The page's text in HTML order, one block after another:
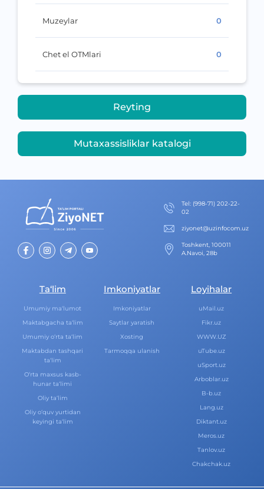
Muzeylar 0
Chet el OTMlari 0
Reyting
Mutaxassisliklar katalogi
Теl: (998-71) 202-22-
02
ziyonet@uzinfocom.uz
Toshkent, 100011
A.Navoi, 28b
Ta‘lim
Umumiy ma‘lumot
Maktabgacha ta‘lim
Umumiy o‘rta ta‘lim
Maktabdan tashqari
ta‘lim
O‘rta maxsus kasb-
hunar ta‘limi
Oliy ta‘lim
Oliy o‘quv yurtidan
keyingi ta‘lim
Imkoniyatlar
Imkoniyatlar
Saytlar yaratish
Xosting
Tarmoqqa ulanish
Loyihalar
uMail.uz
Fikr.uz
WWW.UZ
uTube.uz
uSport.uz
Arboblar.uz
B-b.uz
Lang.uz
Diktant.uz
Meros.uz
Tanlov.uz
Chakchak.uz